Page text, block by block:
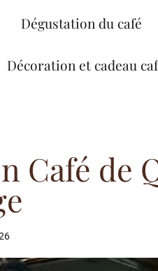
Dégustation du café
Décoration et cadeau
Café de